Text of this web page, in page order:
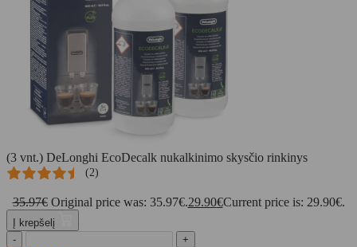
(3 vnt.) DeLonghi EcoDecalk nukalkinimo skysčio rinkinys
(2)
35.97€ Original price was: 35.97€.29.90€Current price is: 29.90€.
Į krepšelį
-
+